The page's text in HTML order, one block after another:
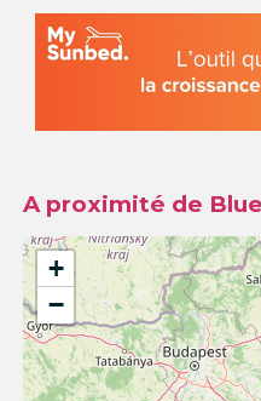
A proximité de
+
−